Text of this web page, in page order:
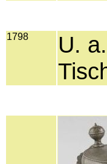
1798
U.